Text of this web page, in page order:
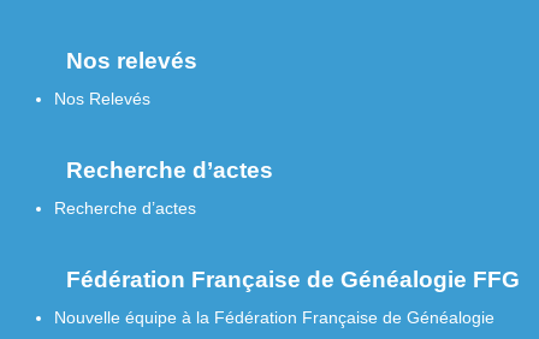
Nos relevés
Nos Relevés
Recherche d’actes
Recherche d’actes
Fédération Française de Généalogie FFG
Nouvelle équipe à la Fédération Française de Généalogie